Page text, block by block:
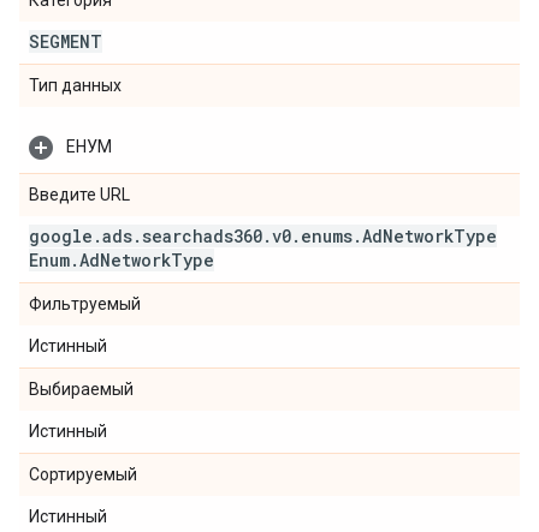
SEGMENT
Тип данных
ЕНУМ
Введите URL
google .ads. searchads360.v0. enums.AdNetworkType
Enum.AdNetworkType
Фильтруемый
Истинный
Выбираемый
Истинный
Сортируемый
Истинный